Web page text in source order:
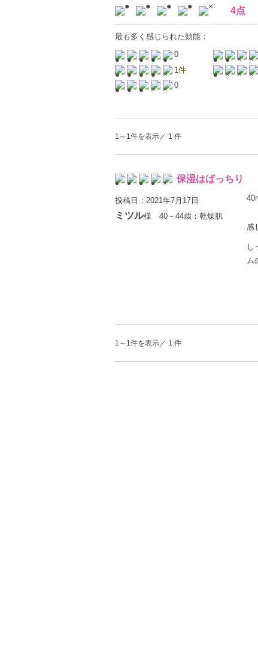
4点
最も多く感じられた効能：
0
1件
0
1～1件を表示／ 1 件
保湿はばっちり
投稿日：2021年7月17日
ミツル様 40－44歳：乾燥肌
感
し
ム
1～1件を表示／ 1 件